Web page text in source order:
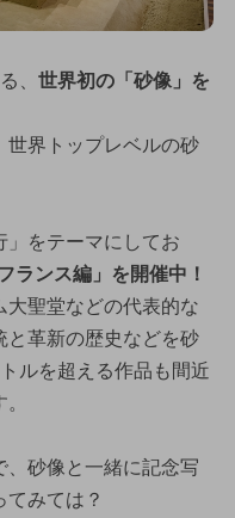
、 世界初の「砂像」を
世界トップレベルの砂
」をテーマにしてお
ランス編」を開催中！
大聖堂などの代表的な
と革新の歴史などを砂
ルを超える作品も間近
、砂像と一緒に記念写
みては？